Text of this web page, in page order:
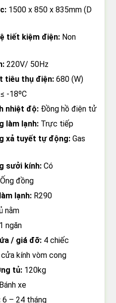
1500 x 850 x 835mm (D
tiết kiệm điện: Non
220V/ 50Hz
tiêu thụ điện: 680 (W)
≤ -18ºC
nhiệt độ: Đồng hồ điện tử
làm lạnh: Trực tiếp
xả tuyết tự động: Gas
sưởi kính: Có
Ống đồng
lạnh: R290
nằm
1 ngăn
/ giá đỡ: 4 chiếc
kính vòm cong
tủ: 120kg
Bánh xe
6 – 24 tháng